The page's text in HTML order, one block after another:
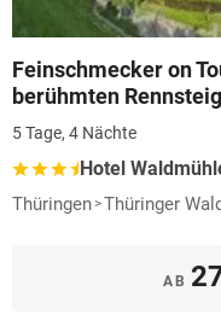
Feinschmecker on
berühmten Rennsteig
5 Tage, 4 Nächte
Hotel
Thüringen Thüringer
AB